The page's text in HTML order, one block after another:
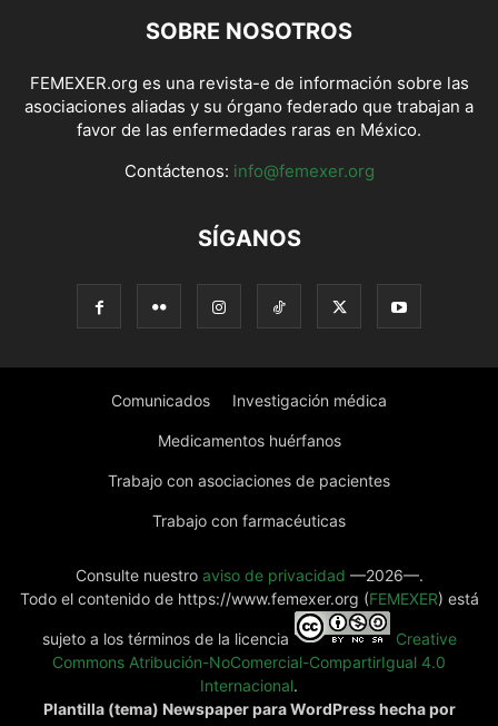
SOBRE NOSOTROS
FEMEXER.org es una revista-e de información sobre las
asociaciones aliadas y su órgano federado que trabajan a
favor de las enfermedades raras en México.
Contáctenos: info@femexer.org
SÍGANOS
Comunicados Investigación médica
Medicamentos huérfanos
Trabajo con asociaciones de pacientes
Trabajo con farmacéuticas
Consulte nuestro aviso de privacidad —2026—.
Todo el contenido de https://www.femexer.org (FEMEXER) está
sujeto a los términos de la licencia
Creative
Commons Atribución-NoComercial-CompartirIgual 4.0
Internacional.
Plantilla (tema) Newspaper para WordPress hecha por